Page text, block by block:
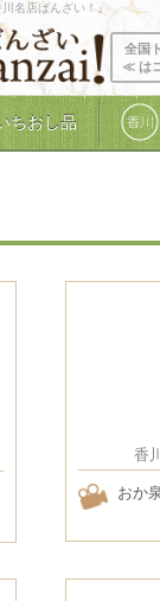
名店ばんざい！』
全国
≪ ︎は
ちおし品
香
おか